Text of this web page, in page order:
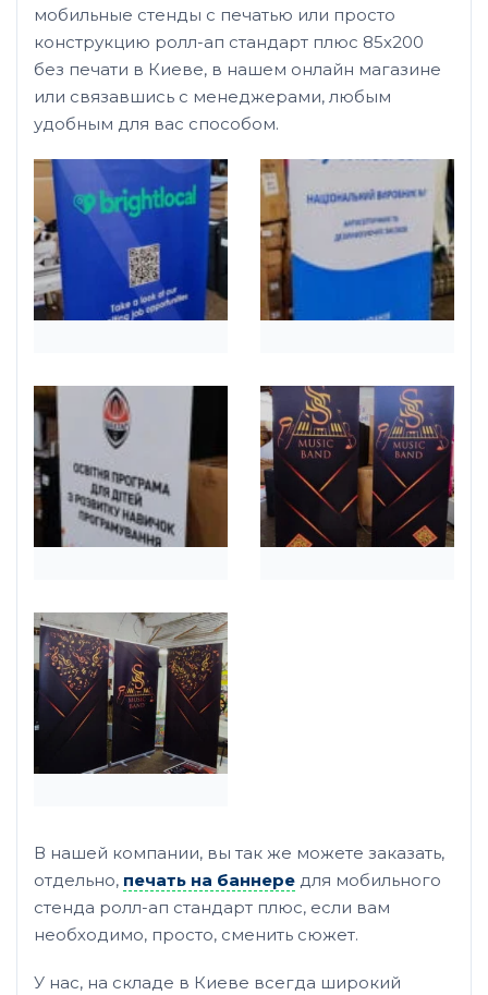
мобильные стенды с печатью или просто
конструкцию ролл-ап стандарт плюс 85х200
без печати в Киеве, в нашем онлайн магазине
или связавшись с менеджерами, любым
удобным для вас способом.
В нашей компании, вы так же можете заказать,
отдельно, печать на баннере для мобильного
стенда ролл-ап стандарт плюс, если вам
необходимо, просто, сменить сюжет.
У нас, на складе в Киеве всегда широкий